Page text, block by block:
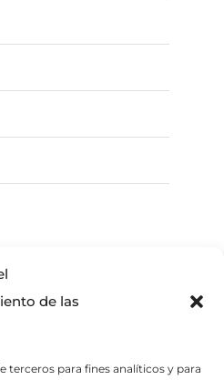
de las
terceros para fines analíticos y para